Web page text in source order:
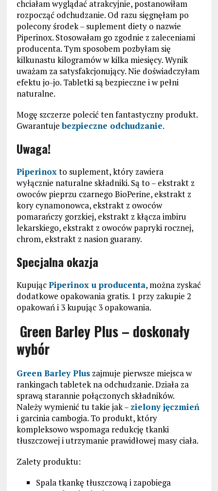
chciałam wyglądać atrakcyjnie, postanowiłam
rozpocząć odchudzanie. Od razu sięgnęłam po
polecony środek – suplement diety o nazwie
Piperinox. Stosowałam go zgodnie z zaleceniami
producenta. Tym sposobem pozbyłam się
kilkunastu kilogramów w kilka miesięcy. Wynik
uważam za satysfakcjonujący. Nie doświadczyłam
efektu jo-jo. Tabletki są bezpieczne i w pełni
naturalne.
Mogę szczerze polecić ten fantastyczny produkt.
Gwarantujebezpieczne odchudzanie.
Uwaga!
Piperinoxto suplement, który zawiera
wyłącznie naturalne składniki. Są to – ekstrakt z
owoców pieprzu czarnego BioPerine, ekstrakt z
kory cynamonowca, ekstrakt z owoców
pomarańczy gorzkiej, ekstrakt z kłącza imbiru
lekarskiego, ekstrakt z owoców papryki rocznej,
chrom, ekstrakt z nasion guarany.
Specjalna okazja
KupującPiperinox u producenta, można zyskać
dodatkowe opakowania gratis. 1 przy zakupie 2
opakowań i 3 kupując 3 opakowania.
Green Barley Plus – doskonały
wybór
Green Barley Pluszajmuje pierwsze miejsca w
rankingach tabletek na odchudzanie. Działa za
sprawą starannie połączonych składników.
Należy wymienić tu takie jak – zielony jęczmień
i garcinia cambogia. To produkt, który
kompleksowo wspomaga redukcję tkanki
tłuszczowej i utrzymanie prawidłowej masy ciała.
Zalety produktu:
Spala tkankę tłuszczową i zapobiega